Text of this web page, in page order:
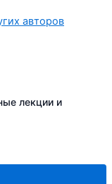
авторов
лекции и